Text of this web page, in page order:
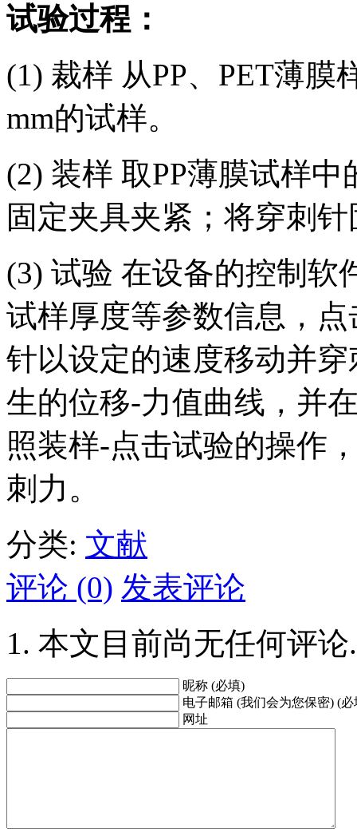
试验过程：
(1) 裁样 从PP、PET薄膜
mm的试样。
(2) 装样 取PP薄膜试样
固定夹具夹紧；将穿刺
(3) 试验 在设备的控制软
试样厚度等参数信息，
针以设定的速度移动并
生的位移-力值曲线，并
照装样-点击试验的操作
刺力。
分类: 文献
评论 (0) 发表评论
本文目前尚无任何评论.
昵称 (必填)
电子邮箱 (我们会为您保密) (必
网址